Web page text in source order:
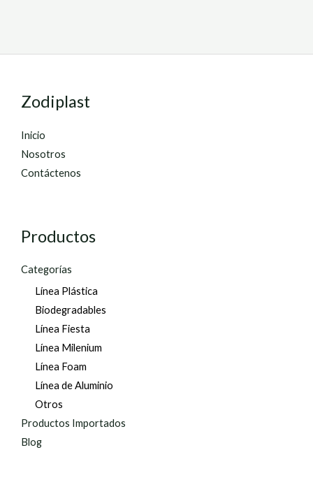
Zodiplast
Inicio
Nosotros
Contáctenos
Productos
Categorías
Línea Plástica
Biodegradables
Línea Fiesta
Línea Milenium
Línea Foam
Línea de Aluminio
Otros
Productos Importados
Blog